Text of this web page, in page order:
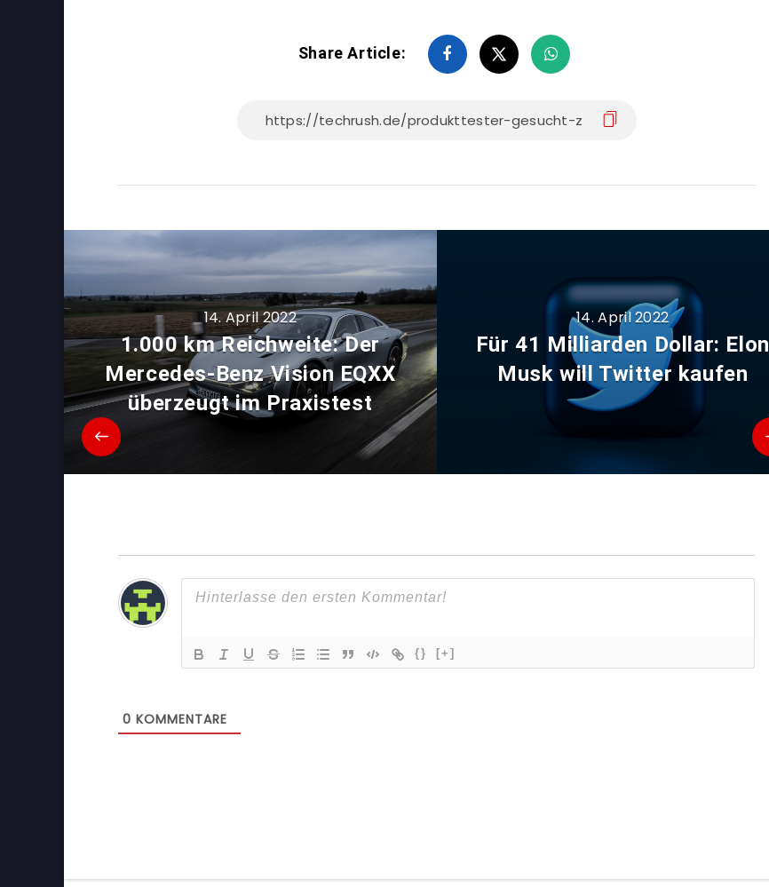
Share Article:
14. April 2022
1.000 km Reichweite: Der
Mercedes-Benz Vision EQXX
überzeugt im Praxistest
14. April 2022
Für 41 Milliarden Dollar: Elon
Musk will Twitter kaufen
{} [+]
0 KOMMENTARE